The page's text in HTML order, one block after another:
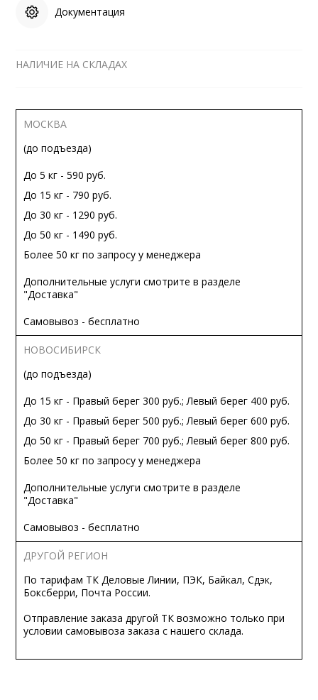
Документация
НАЛИЧИЕ НА СКЛАДАХ
МОСКВА
(до подъезда)
До 5 кг - 590 руб.
До 15 кг - 790 руб.
До 30 кг - 1290 руб.
До 50 кг - 1490 руб.
Более 50 кг по запросу у менеджера
Дополнительные услуги смотрите в разделе
"Доставка"
Самовывоз - бесплатно
НОВОСИБИРСК
(до подъезда)
До 15 кг - Правый берег 300 руб.; Левый берег 400 руб.
До 30 кг - Правый берег 500 руб.; Левый берег 600 руб.
До 50 кг - Правый берег 700 руб.; Левый берег 800 руб.
Более 50 кг по запросу у менеджера
Дополнительные услуги смотрите в разделе
"Доставка"
Самовывоз - бесплатно
ДРУГОЙ РЕГИОН
По тарифам ТК Деловые Линии, ПЭК, Байкал, Сдэк,
Боксберри, Почта России.
Отправление заказа другой ТК возможно только при
условии самовывоза заказа с нашего склада.